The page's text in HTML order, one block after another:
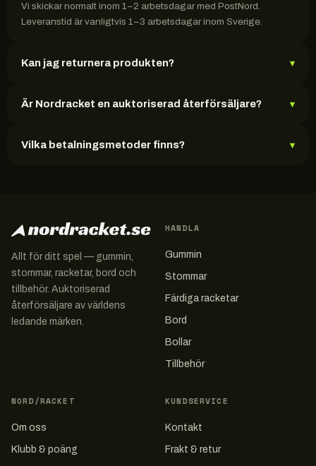
Vi skickar normalt inom 1–2 arbetsdagar med PostNord.
Leveranstid är vanligtvis 1–3 arbetsdagar inom Sverige.
Kan jag returnera produkten? ▾
Är Nordracket en auktoriserad återförsäljare? ▾
Vilka betalningsmetoder finns? ▾
Allt för ditt spel — gummin,
stommar, racketar, bord och
tillbehör. Auktoriserad
återförsäljare av världens
ledande märken.
HANDLA
Gummin
Stommar
Färdiga racketar
Bord
Bollar
Tillbehör
NORD/RACKET
Om oss
Klubb & poäng
KUNDSERVICE
Kontakt
Frakt & retur